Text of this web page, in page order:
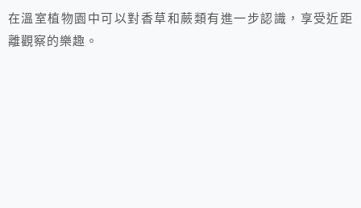
在溫室植物園中可以對香草和蕨類有進一步認識，享受近距
離觀察的樂趣。